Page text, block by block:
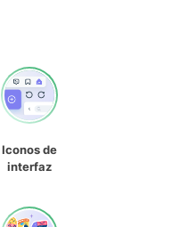
Iconos de
interfaz